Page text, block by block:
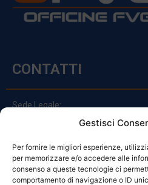
Gestisci
Per fornire le migliori esperienze,
per memorizzare e/o accedere alle
consenso a queste tecnologie ci
comportamento di navigazione o ID
CONTATTI
Sede Legale:
Via Principe Di Udine 144
clienti@officinefvg.it
info@officinefvg.it
posta@officinefvgpec.It